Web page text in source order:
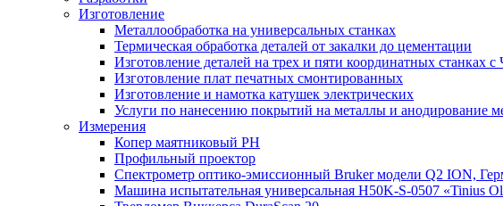
Изготовление
Металлообработка на универсальных станках
Термическая обработка деталей от закалки до цементации
Изготовление деталей на трех и пяти координатных станках
Изготовление плат печатных смонтированных
Изготовление и намотка катушек электрических
Услуги по нанесению покрытий на металлы и анодирование
Измерения
Копер маятниковый РН
Профильный проектор
Спектрометр оптико-эмиссионный Bruker модели Q2 ION,
Машина испытательная универсальная H50K-S-0507 «Tinius